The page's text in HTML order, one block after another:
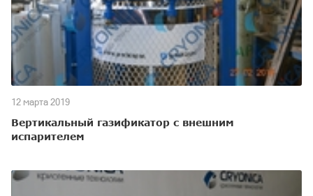
12 марта 2019
Вертикальный газификатор с внешним
испарителем